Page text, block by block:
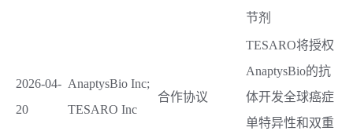
节剂
2026-04-
20
AnaptysBio Inc;
TESARO Inc
合作协议
TESARO将授权
AnaptysBio的抗
体开发全球癌症
单特异性和双重